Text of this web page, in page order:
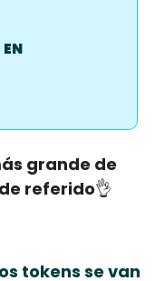
grande de
referido👌
tokens se van